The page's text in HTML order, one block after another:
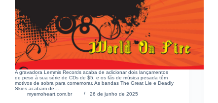
A gravadora Lemmis Records acaba de adicionar dois lançamentos
de peso à sua série de CDs de $5, e os fãs de música pesada têm
motivos de sobra para comemorar. As bandas The Great Lie e Deadly
Skies acabam de…
myemoheart.com.br
26 de junho de 2025